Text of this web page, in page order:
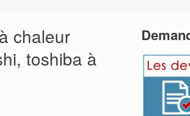
chaleur
toshiba à